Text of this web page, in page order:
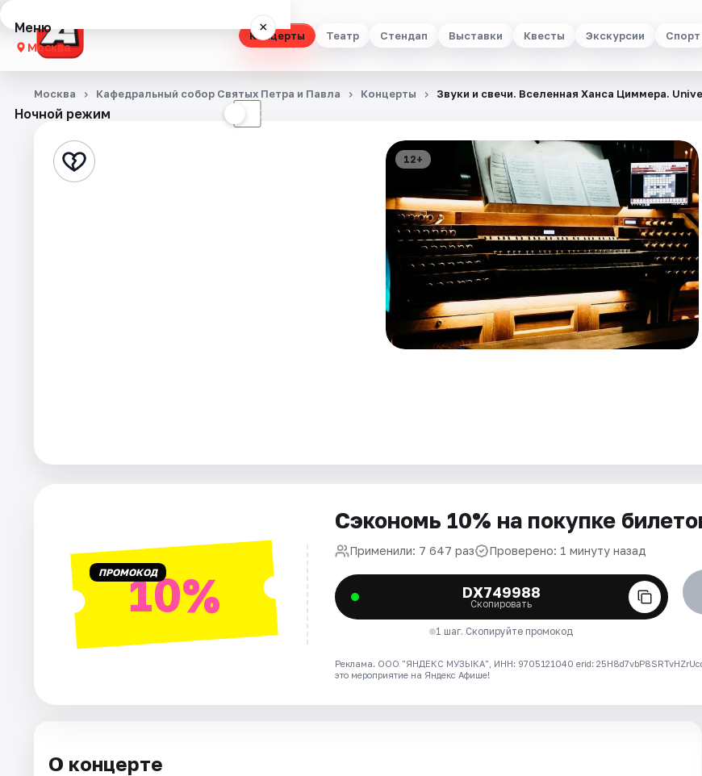
Концерты Театр Стендап Выставки Квесты Экскурсии Спорт
Меню ×
Москва
Концерты
Стендап
Ночной режим ☾
Москва Кафедральный собор Святых Петра и Павла Концерты Звуки и свечи. Вселенная Ханса Циммера.
12+
ПРОМОКОД10%
Сэкономь 10% на покупке
Применили: 7 647 раз Проверено: 1 минуту назад
DX749988
Скопировать
1 шаг. Скопируйте промокод
Реклама. ООО "ЯНДЕКС МУЗЫКА", ИНН: 9705121040 erid:
это мероприятие на Яндекс Афише!
О концерте